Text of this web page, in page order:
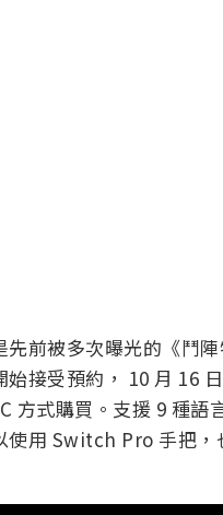
前被多次曝光的《鬥陣
接受預約， 10 月 16
方式購買。支援 9 種語
使用 Switch Pro 手把，